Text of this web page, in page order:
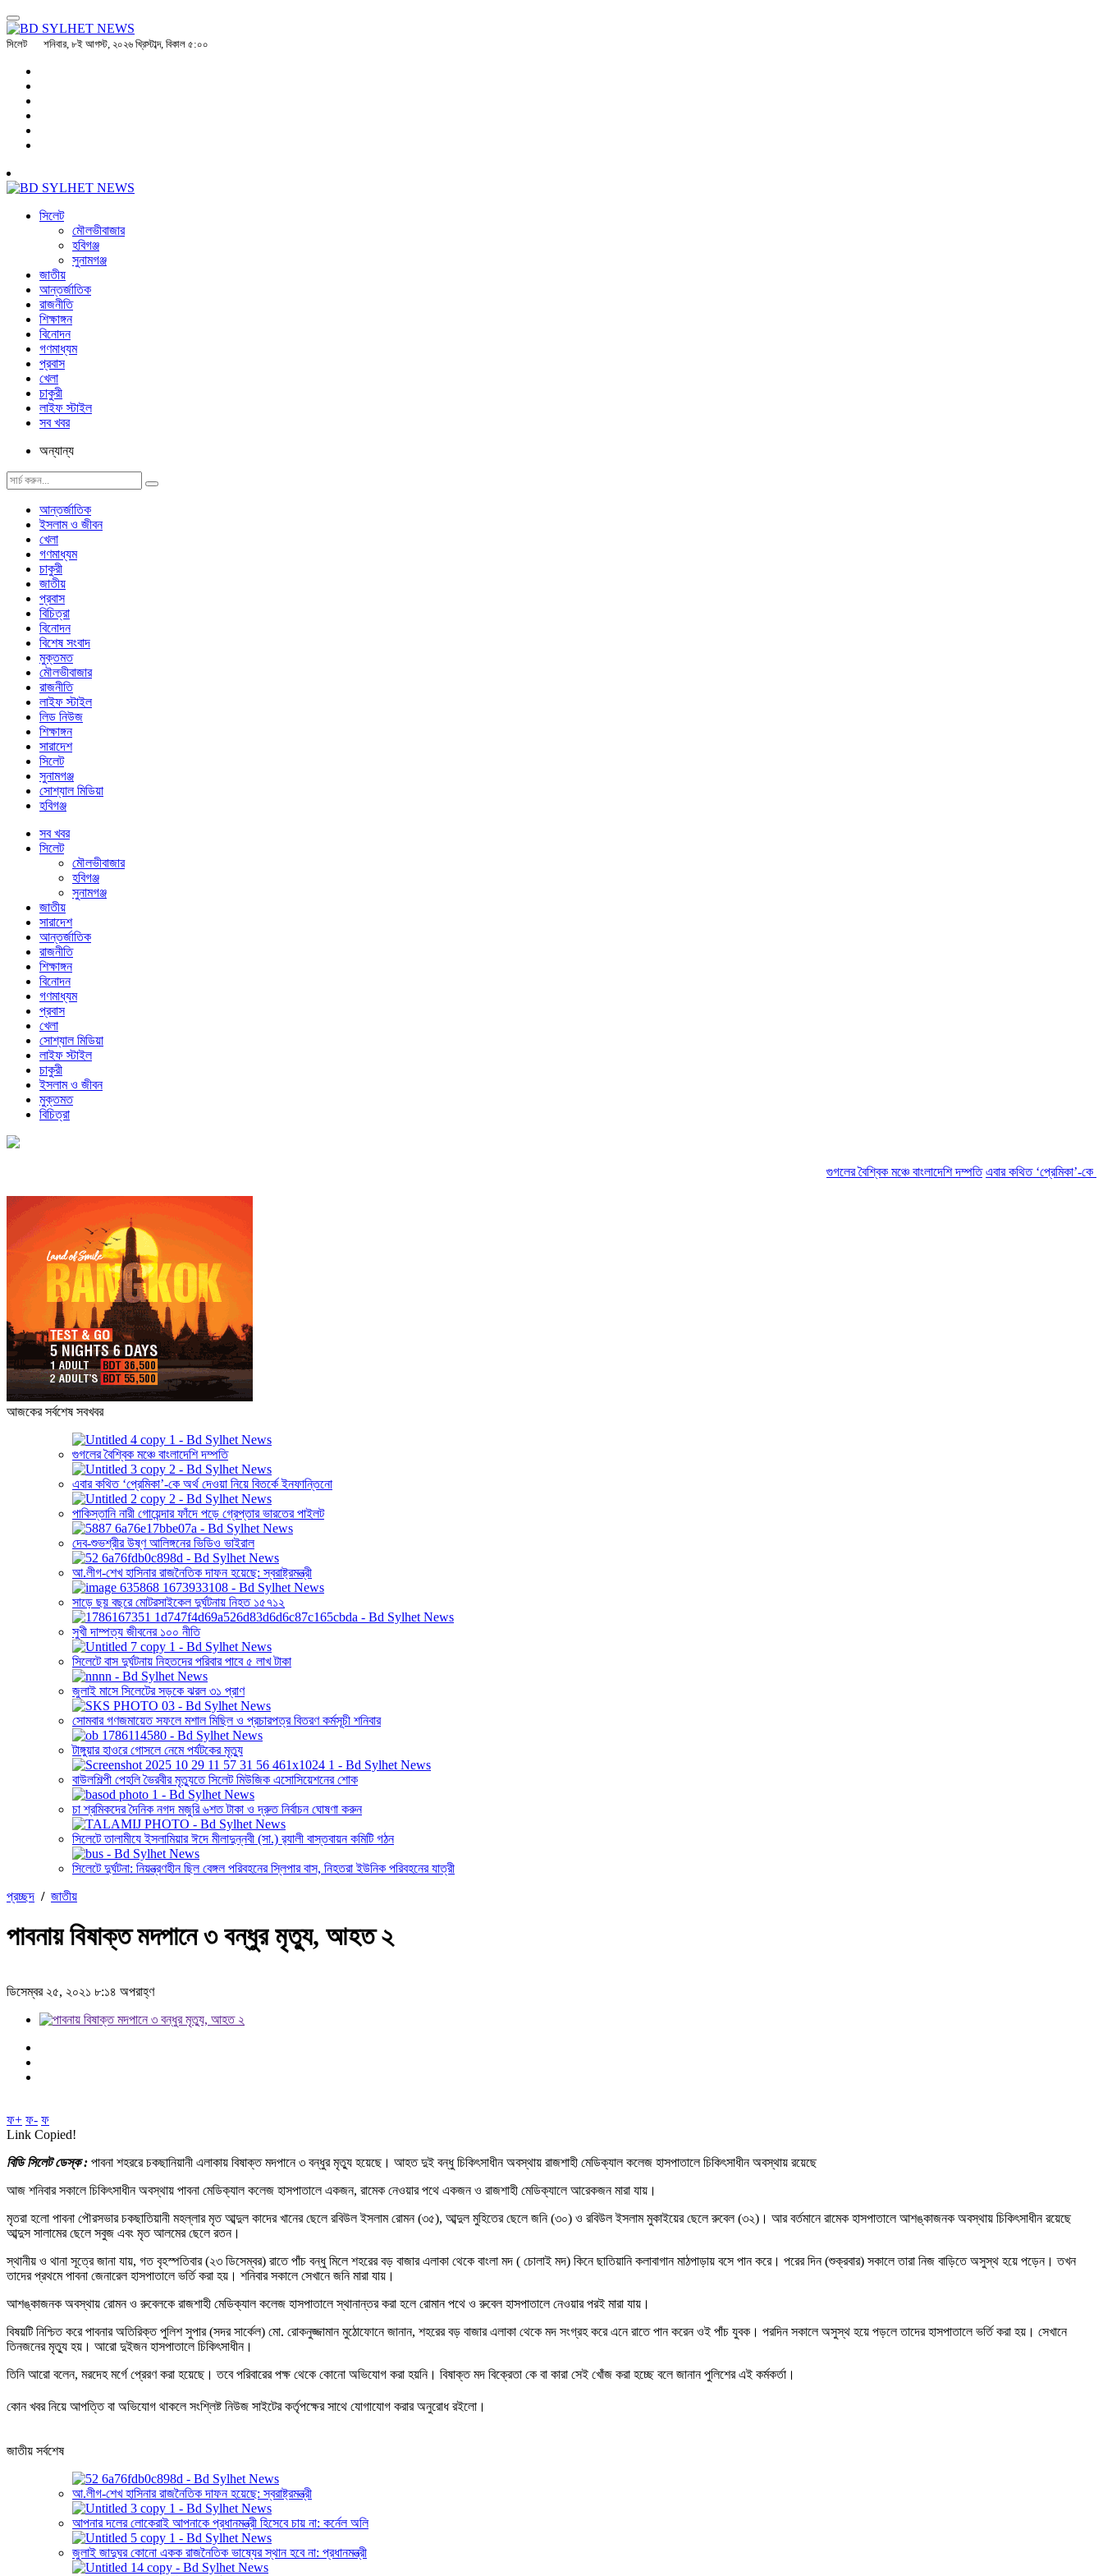
সিলেট শনিবার, ৮ই আগস্ট, ২০২৬ খ্রিস্টাব্দ, বিকাল ৫:০০
সিলেট
মৌলভীবাজার
হবিগঞ্জ
সুনামগঞ্জ
জাতীয়
আন্তর্জাতিক
রাজনীতি
শিক্ষাঙ্গন
বিনোদন
গণমাধ্যম
প্রবাস
খেলা
চাকুরী
লাইফ স্টাইল
সব খবর
অন্যান্য
আন্তর্জাতিক
ইসলাম ও জীবন
খেলা
গণমাধ্যম
চাকুরী
জাতীয়
প্রবাস
বিচিত্রা
বিনোদন
বিশেষ সংবাদ
মুক্তমত
মৌলভীবাজার
রাজনীতি
লাইফ স্টাইল
লিড নিউজ
শিক্ষাঙ্গন
সারাদেশ
সিলেট
সুনামগঞ্জ
সোশ্যাল মিডিয়া
হবিগঞ্জ
সব খবর
সিলেট
মৌলভীবাজার
হবিগঞ্জ
সুনামগঞ্জ
জাতীয়
সারাদেশ
আন্তর্জাতিক
রাজনীতি
শিক্ষাঙ্গন
বিনোদন
গণমাধ্যম
প্রবাস
খেলা
সোশ্যাল মিডিয়া
লাইফ স্টাইল
চাকুরী
ইসলাম ও জীবন
মুক্তমত
বিচিত্রা
গুগলের বৈশ্বিক মঞ্চে বাংলাদেশি দম্পতি এবার কথিত ‘প্রেমিকা’-কে অর্থ
আজকের সর্বশেষ সবখবর
গুগলের বৈশ্বিক মঞ্চে বাংলাদেশি দম্পতি
এবার কথিত ‘প্রেমিকা’-কে অর্থ দেওয়া নিয়ে বিতর্কে ইনফান্তিনো
পাকিস্তানি নারী গোয়েন্দার ফাঁদে পড়ে গ্রেপ্তার ভারতের পাইলট
দেব-শুভশ্রীর উষ্ণ আলিঙ্গনের ভিডিও ভাইরাল
আ.লীগ-শেখ হাসিনার রাজনৈতিক দাফন হয়েছে: স্বরাষ্ট্রমন্ত্রী
সাড়ে ছয় বছরে মোটরসাইকেল দুর্ঘটনায় নিহত ১৫৭১২
সুখী দাম্পত্য জীবনের ১০০ নীতি
সিলেটে বাস দুর্ঘটনায় নিহতদের পরিবার পাবে ৫ লাখ টাকা
জুলাই মাসে সিলেটের সড়কে ঝরল ৩১ প্রাণ
সোমবার গণজমায়েত সফলে মশাল মিছিল ও প্রচারপত্র বিতরণ কর্মসূচী শনিবার
টাঙ্গুয়ার হাওরে গোসলে নেমে পর্যটকের মৃত্যু
বাউলশিল্পী পেহলি ভৈরবীর মৃত্যুতে সিলেট মিউজিক এসোসিয়েশনের শোক
চা শ্রমিকদের দৈনিক নগদ মজুরি ৬শত টাকা ও দ্রুত নির্বাচন ঘোষণা করুন
সিলেটে তালামীযে ইসলামিয়ার ঈদে মীলাদুন্নবী (সা.) র‌্যালী বাস্তবায়ন কমিটি গঠন
সিলেটে দুর্ঘটনা: নিয়ন্ত্রণহীন ছিল বেঙ্গল পরিবহনের স্লিপার বাস, নিহতরা ইউনিক পরিবহনের যাত্রী
প্রচ্ছদ / জাতীয়
পাবনায় বিষাক্ত মদপানে ৩ বন্ধুর মৃত্যু, আহত ২
ডিসেম্বর ২৫, ২০২১ ৮:১৪ অপরাহ্ণ
ফ+ ফ- ফ
Link Copied!
বিডি সিলেট ডেস্ক : পাবনা শহররে চকছানিয়ানী এলাকায় বিষাক্ত মদপানে ৩ বন্ধুর মৃত্যু হয়েছে। আহত দুই বন্ধু চিকিৎসাধীন অবস্থায় রাজশাহী মেডিক্যাল কলেজ হাসপাতালে চিকিৎসাধীন অবস্থায় রয়েছে
আজ শনিবার সকালে চিকিৎসাধীন অবস্থায় পাবনা মেডিক্যাল কলেজ হাসপাতালে একজন, রামেক নেওয়ার পথে একজন ও রাজশাহী মেডিক্যালে আরেকজন মারা যায়।
মৃতরা হলো পাবনা পৌরসভার চকছাতিয়ানী মহল্লার মৃত আব্দুল কাদের খানের ছেলে রবিউল ইসলাম রোমন (৩৫), আব্দুল মুহিতের ছেলে জনি (৩০) ও রবিউল ইসলাম মুকাইয়ের ছেলে রুবেল (৩২)। আর বর্তমানে রামেক হাসপাতালে আশঙ্কাজনক অবস্থায় চিকিৎসাধীন রয়েছে
আব্দুস সালামের ছেলে সবুজ এবং মৃত আলমের ছেলে রতন।
স্থানীয় ও থানা সূত্রে জানা যায়, গত বৃহস্পতিবার (২৩ ডিসেম্বর) রাতে পাঁচ বন্ধু মিলে শহরের বড় বাজার এলাকা থেকে বাংলা মদ ( চোলাই মদ) কিনে ছাতিয়ানি কলাবাগান মাঠপাড়ায় বসে পান করে। পরের দিন (শুক্রবার) সকালে তারা নিজ বাড়িতে অসুস্থ হয়ে পড়েন। তখন
তাদের প্রথমে পাবনা জেনারেল হাসপাতালে ভর্তি করা হয়। শনিবার সকালে সেখানে জনি মারা যায়।
আশঙ্কাজনক অবস্থায় রোমন ও রুবেলকে রাজশাহী মেডিক্যাল কলেজ হাসপাতালে স্থানান্তর করা হলে রোমান পথে ও রুবেল হাসপাতালে নেওয়ার পরই মারা যায়।
বিষয়টি নিশ্চিত করে পাবনার অতিরিক্ত পুলিশ সুপার (সদর সার্কেল) মো. রোকনুজ্জামান মুঠোফোনে জানান, শহরের বড় বাজার এলাকা থেকে মদ সংগ্রহ করে এনে রাতে পান করেন ওই পাঁচ যুবক। পরদিন সকালে অসুস্থ হয়ে পড়লে তাদের হাসপাতালে ভর্তি করা হয়। ‌সেখানে
তিনজনের মৃত্যু হয়। আরো দুইজন হাসপাতালে চিকিৎসাধীন।
তিনি আরো বলেন, মরদেহ মর্গে প্রেরণ করা হয়েছে। তবে পরিবারের পক্ষ থেকে কোনো অভিযোগ করা হয়নি। বিষাক্ত মদ বিক্রেতা কে বা কারা সেই খোঁজ করা হচ্ছে বলে জানান পুলিশের এই কর্মকর্তা।
কোন খবর নিয়ে আপত্তি বা অভিযোগ থাকলে সংশ্লিষ্ট নিউজ সাইটের কর্তৃপক্ষের সাথে যোগাযোগ করার অনুরোধ রইলো।
জাতীয় সর্বশেষ
আ.লীগ-শেখ হাসিনার রাজনৈতিক দাফন হয়েছে: স্বরাষ্ট্রমন্ত্রী
আপনার দলের লোকেরাই আপনাকে প্রধানমন্ত্রী হিসেবে চায় না: কর্নেল অলি
জুলাই জাদুঘর কোনো একক রাজনৈতিক ভাষ্যের স্থান হবে না: প্রধানমন্ত্রী